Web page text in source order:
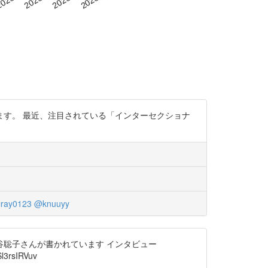
。 最近、注目されている「インターセクショナ
@knuuyy
子さんが書かれています インタビュー